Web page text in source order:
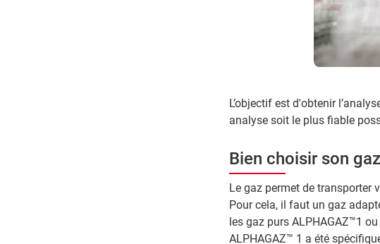
L’objectif est d'obtenir
analyse soit le plus fiable
Bien choisir son gaz
Le gaz permet de transporter
Pour cela, il faut un gaz
les gaz purs ALPHAGAZ™1
ALPHAGAZ™ 1 a été